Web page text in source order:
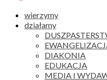
wierzymy
działamy
DIAKONIA
EDUKACJA
MEDIA I